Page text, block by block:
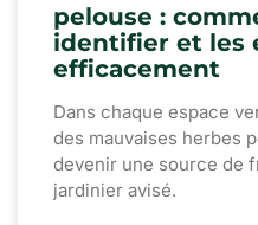
pelouse :
identifier et les
efficacement
Dans chaque espace
des mauvaises herbes
devenir une source de
jardinier avisé.